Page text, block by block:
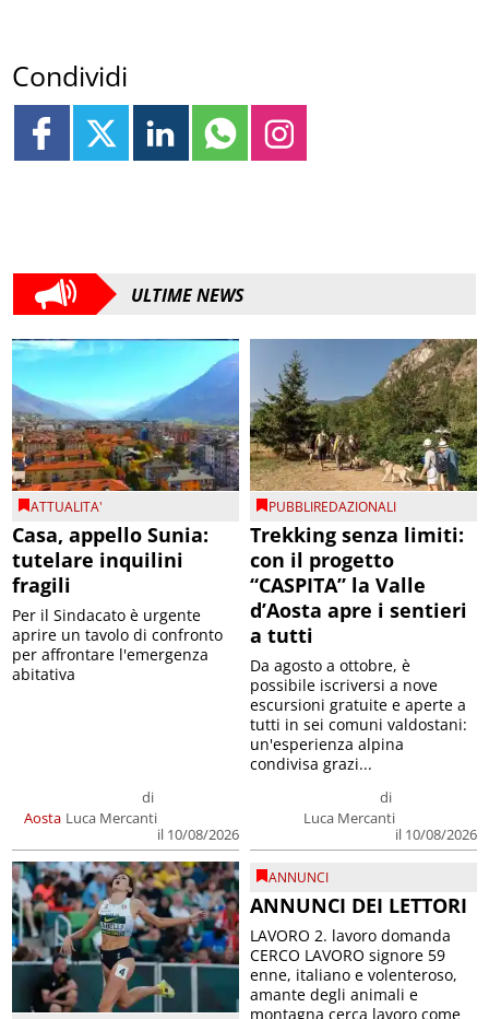
Condividi
ULTIME NEWS
ATTUALITA'
Casa, appello Sunia:
tutelare inquilini
fragili
Aosta
di
Luca Mercanti
il 10/08/2026
Per il Sindacato è urgente
aprire un tavolo di confronto
per affrontare l'emergenza
abitativa
PUBBLIREDAZIONALI
Trekking senza limiti:
con il progetto
“CASPITA” la Valle
d’Aosta apre i sentieri
a tutti
di
Luca Mercanti
il 10/08/2026
Da agosto a ottobre, è
possibile iscriversi a nove
escursioni gratuite e aperte a
tutti in sei comuni valdostani:
un'esperienza alpina
condivisa grazi...
ANNUNCI
ANNUNCI DEI LETTORI
LAVORO 2. lavoro domanda
CERCO LAVORO signore 59
enne, italiano e volenteroso,
amante degli animali e
montagna cerca lavoro come